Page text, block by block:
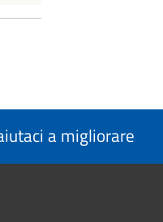
a migliorare